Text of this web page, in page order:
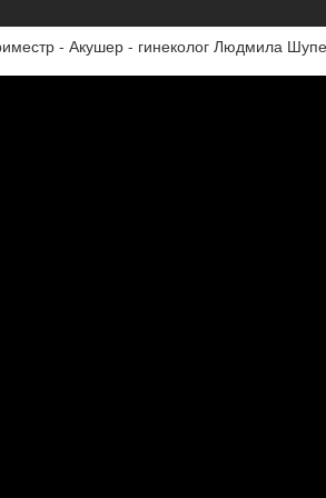
- Акушер - гинеколог Людмила